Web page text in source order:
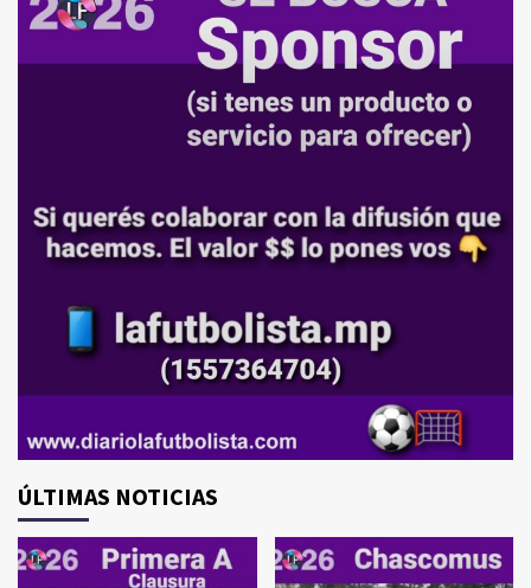
ÚLTIMAS NOTICIAS